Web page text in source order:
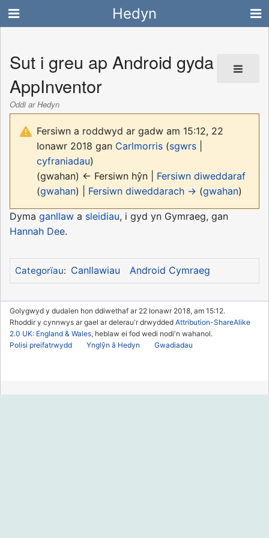
Hedyn
Sut i greu ap Android gyda
AppInventor
Oddi ar Hedyn
Fersiwn a roddwyd ar gadw am 15:12, 22
Ionawr 2018 gan Carlmorris (sgwrs
cyfraniadau)
(gwahan) ← Fersiwn hŷn | Fersiwn diweddaraf
(gwahan) | Fersiwn diweddarach → (gwahan)
Dyma ganllaw a sleidiau, i gyd yn Gymraeg, gan
Hannah Dee.
Categorïau: Canllawiau Android Cymraeg
Golygwyd y dudalen hon ddiwethaf ar 22 Ionawr 2018, am 15:12.
Rhoddir y cynnwys ar gael ar delerau'r drwydded Attribution-ShareAlike
2.0 UK: England & Wales, heblaw ei fod wedi nodi'n wahanol.
Polisi preifatrwydd
Ynglŷn â Hedyn Gwadiadau